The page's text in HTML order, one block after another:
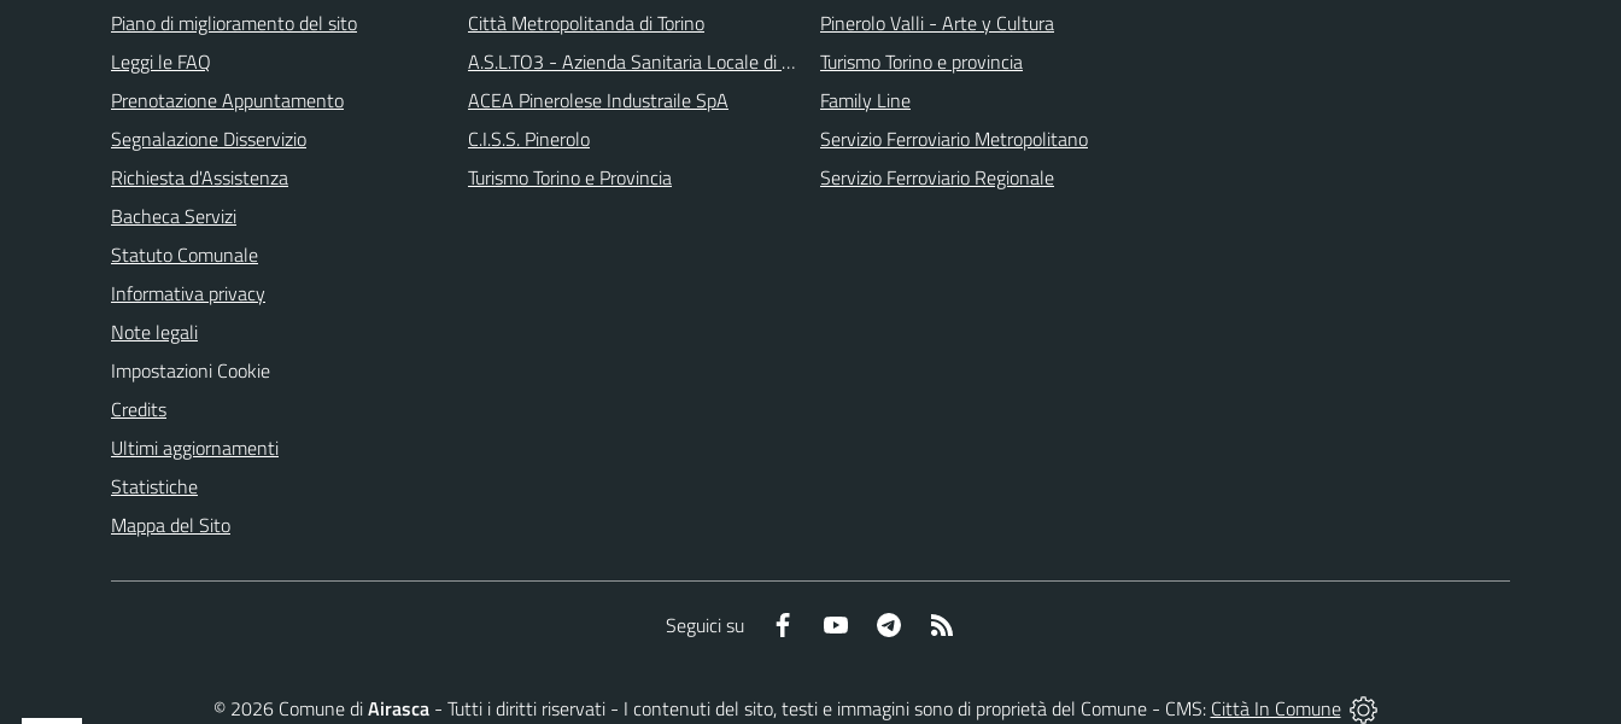
Piano di miglioramento del sito
Leggi le FAQ
Prenotazione Appuntamento
Segnalazione Disservizio
Richiesta d'Assistenza
Bacheca Servizi
Statuto Comunale
Informativa privacy
Note legali
Impostazioni Cookie
Credits
Ultimi aggiornamenti
Statistiche
Mappa del Sito
Città Metropolitanda di Torino
A.S.L.TO3 - Azienda Sanitaria Locale di Collegno e Pinerolo
ACEA Pinerolese Industraile SpA
C.I.S.S. Pinerolo
Turismo Torino e Provincia
Pinerolo Valli - Arte y Cultura
Turismo Torino e provincia
Family Line
Servizio Ferroviario Metropolitano
Servizio Ferroviario Regionale
Seguici su Facebook YouTube Telegram
© 2026Comune diAirasca- Tutti i diritti riservati - I contenuti del sito, testi e immagini sono di proprietà del Comune - CMS: Città In Comune